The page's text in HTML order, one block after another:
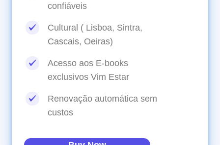
confiáveis
Cultural ( Lisboa, Sintra,
Cascais, Oeiras)
Acesso aos E-books
exclusivos Vim Estar
Renovação automática sem
custos